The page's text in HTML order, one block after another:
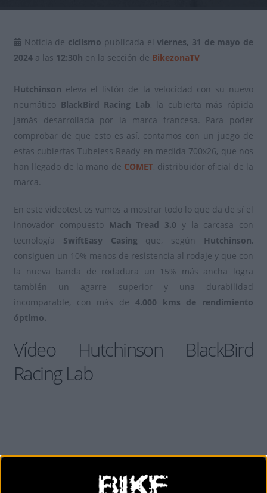
Noticia de ciclismo publicada elviernes, 31 de mayo de
2024 a las 12:30h en la sección de BikezonaTV
Hutchinson eleva el listón de la velocidad con su nuevo
neumático BlackBird Racing Lab, la cubierta más rápida
jamás desarrollada por la marca francesa. Para poder
comprobar de que esto es así, contamos con un juego de
estas cubiertas Tubeless Ready en medida 700x26, que nos
han llegado de la mano de COMET, distribuidor oficial de la
marca.
En este videotest os vamos a mostrar todo lo que da de sí el
innovador compuesto Mach Tread 3.0 y la carcasa con
tecnología SwiftEasy Casingque, según Hutchinson,
consiguen un 10% menos de resistencia al rodaje y que con
la nueva banda de rodadura un 15% más ancha logra
también un agarre superior y una durabilidad
incomparable, con más de 4.000 kms de rendimiento
óptimo.
Vídeo Hutchinson BlackBird
Racing Lab